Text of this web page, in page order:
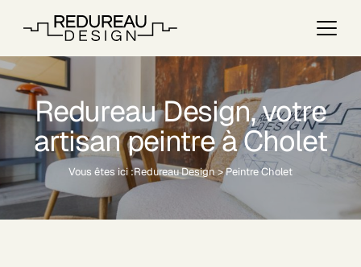
Redureau Design, votre
artisan peintre à Cholet
Vous êtes ici :Redureau Design>Peintre Cholet